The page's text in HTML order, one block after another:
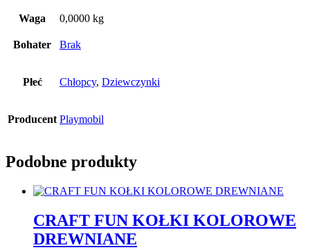
Waga 0,0000 kg
Bohater Brak
Płeć Chłopcy, Dziewczynki
Producent Playmobil
Podobne produkty
CRAFT FUN KOŁKI KOLOROWE
DREWNIANE